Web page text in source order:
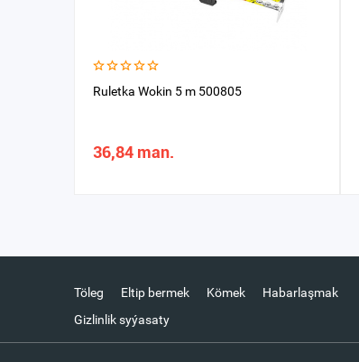
Ruletka Wokin 5 m 500805
36,84 man.
Töleg Eltip bermek Kömek
Habarlaşmak
Gizlinlik syýasaty